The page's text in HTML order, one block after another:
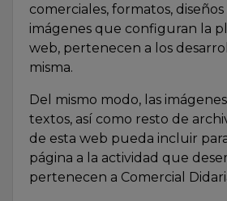
comerciales, formatos,
imágenes que configuran la
web, pertenecen a los
misma.
Del mismo modo, las
textos, así como resto de
de esta web pueda incluir
página a la actividad que
pertenecen a Comercial